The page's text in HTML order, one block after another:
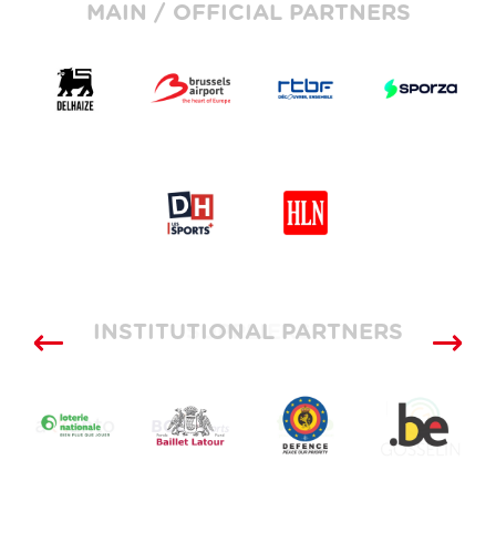
MAIN / OFFICIAL PARTNERS
SUPPLIERS
INSTITUTIONAL PARTNERS